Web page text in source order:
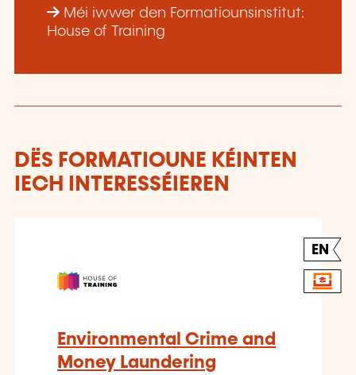
Méi iwwer den Formatiounsinstitut:
House of Training
DËS FORMATIOUNE KÉINTEN
IECH INTERESSÉIEREN
EN
Environmental Crime and
Money Laundering